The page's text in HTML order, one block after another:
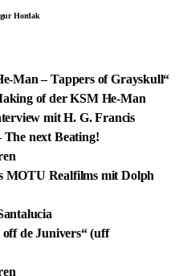
Hordak
Man – Tappers of Grayskull“
of der KSM He-Man
mit H. G. Francis
The next Beating!
MOTU Realfilms mit Dolph
de Junivers“ (uff